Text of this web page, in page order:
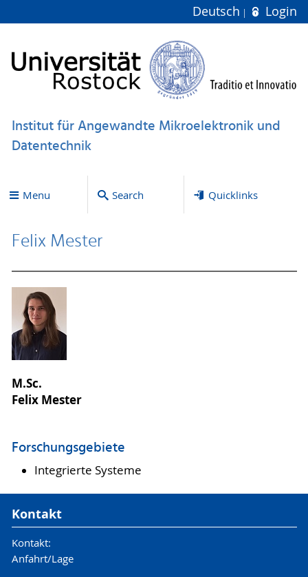
Deutsch Login
Institut für Angewandte Mikroelektronik und
Datentechnik
Menu Search Quicklinks
Felix Mester
M.Sc.
Felix Mester
Forschungsgebiete
Integrierte Systeme
Kontakt
Kontakt:
Anfahrt/Lage